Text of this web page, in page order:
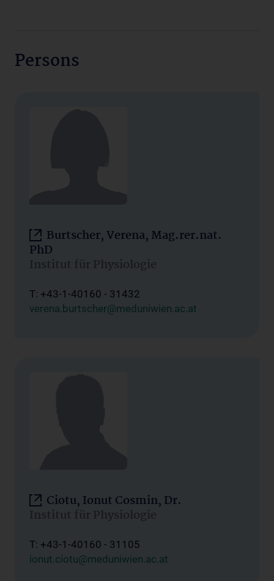
Persons
Burtscher, Verena, Mag.rer.nat.
PhD
Institut für Physiologie
T: +43-1-40160 - 31432
verena.burtscher@meduniwien.ac.at
Ciotu, Ionut Cosmin, Dr.
Institut für Physiologie
T: +43-1-40160 - 31105
ionut.ciotu@meduniwien.ac.at